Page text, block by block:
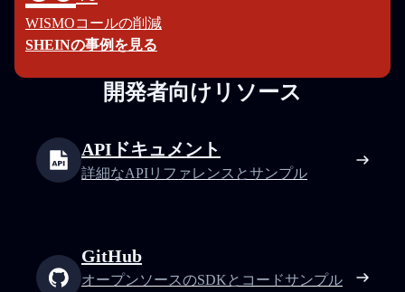
WISMOコールの削減
SHEINの事例を見る
開発者向けリソース
APIドキュメント
詳細なAPIリファレンスとサンプル
GitHub
オープンソースのSDKとコードサンプル